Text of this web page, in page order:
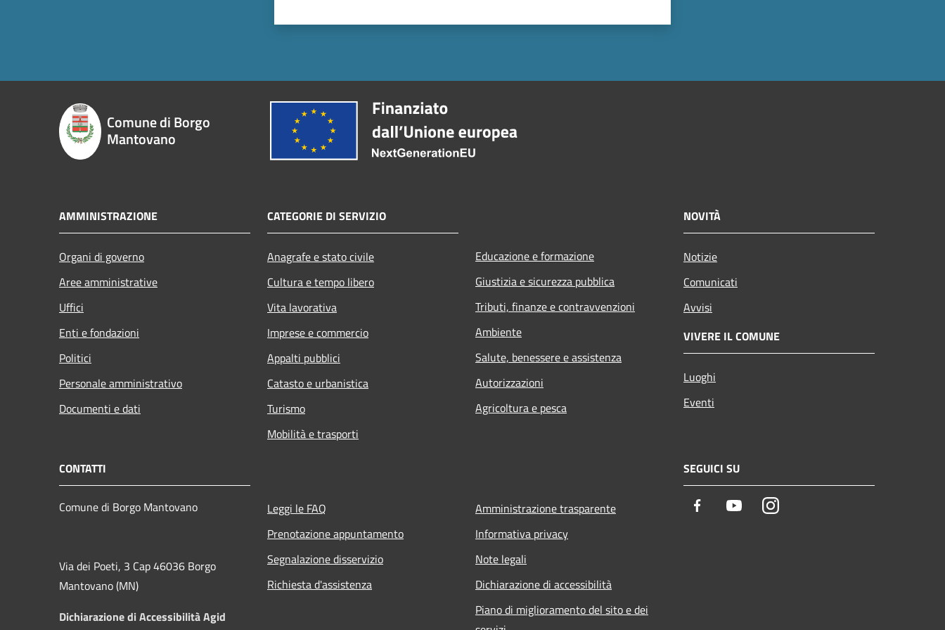
Comune di Borgo
Mantovano
AMMINISTRAZIONE
Organi di governo
Aree amministrative
Uffici
Enti e fondazioni
Politici
Personale amministrativo
Documenti e dati
CATEGORIE DI SERVIZIO
Anagrafe e stato civile
Cultura e tempo libero
Vita lavorativa
Imprese e commercio
Appalti pubblici
Catasto e urbanistica
Turismo
Mobilità e trasporti
Educazione e formazione
Giustizia e sicurezza pubblica
Tributi, finanze e contravvenzioni
Ambiente
Salute, benessere e assistenza
Autorizzazioni
Agricoltura e pesca
NOVITÀ
Notizie
Comunicati
Avvisi
VIVERE IL COMUNE
Luoghi
Eventi
CONTATTI
Comune di Borgo Mantovano
Via dei Poeti, 3 Cap 46036 Borgo
Mantovano (MN)
Dichiarazione di Accessibilità Agid
Leggi le FAQ
Prenotazione appuntamento
Segnalazione disservizio
Richiesta d'assistenza
Amministrazione trasparente
Informativa privacy
Note legali
Dichiarazione di accessibilità
Piano di miglioramento del sito e dei
SEGUICI SU
Facebook YoutubeInstagram